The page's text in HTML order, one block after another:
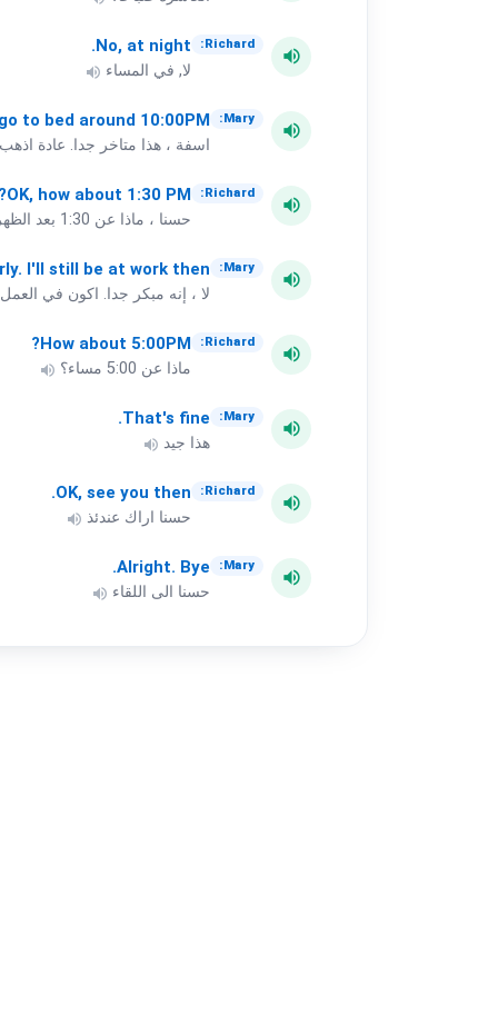
volume_up
Richard:
No, at night.
لا, في المساء volume_up
volume_up
Mary:
go to bed around 10:00PM.
اسفة ، هذا متاخر جدا. عادة اذهب الى
volume_up
Richard:
OK, how about 1:30 PM?
حسنا ، ماذا عن 1:30 بعد الظهر؟
volume_up
Mary:
I'll still be at work then.
لا ، إنه مبكر جدا. اكون في العمل
volume_up
Richard:
How about 5:00PM?
ماذا عن 5:00 مساء؟ volume_up
volume_up
Mary:
That's fine.
هذا جيد volume_up
volume_up
Richard:
OK, see you then.
حسنا اراك عندئذ volume_up
volume_up
Mary:
Alright. Bye.
حسنا الى اللقاء volume_up